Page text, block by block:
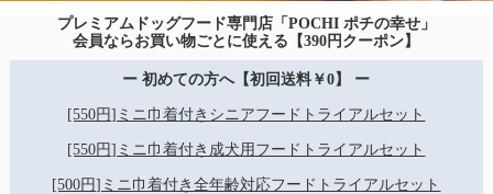
プレミアムドッグフード専門店「POCHI ポチの幸せ」
会員ならお買い物ごとに使える【390円クーポン】
ー 初めての方へ【初回送料￥0】 ー
[550円]ミニ巾着付きシニアフードトライアルセット
[550円]ミニ巾着付き成犬用フードトライアルセット
[500円]ミニ巾着付き全年齢対応フードトライアルセット